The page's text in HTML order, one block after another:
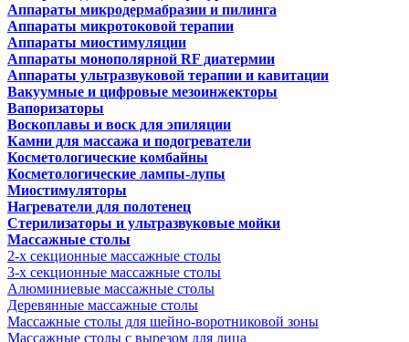
Аппараты микродермабразии и пилинга
Аппараты микротоковой терапии
Аппараты миостимуляции
Аппараты монополярной RF диатермии
Аппараты ультразвуковой терапии и кавитации
Вакуумные и цифровые мезоинжекторы
Вапоризаторы
Воскоплавы и воск для эпиляции
Камни для массажа и подогреватели
Косметологические комбайны
Косметологические лампы-лупы
Миостимуляторы
Нагреватели для полотенец
Стерилизаторы и ультразвуковые мойки
Массажные столы
2-х секционные массажные столы
3-х секционные массажные столы
Алюминиевые массажные столы
Деревянные массажные столы
Массажные столы для шейно-воротниковой зоны
Массажные столы с вырезом для лица